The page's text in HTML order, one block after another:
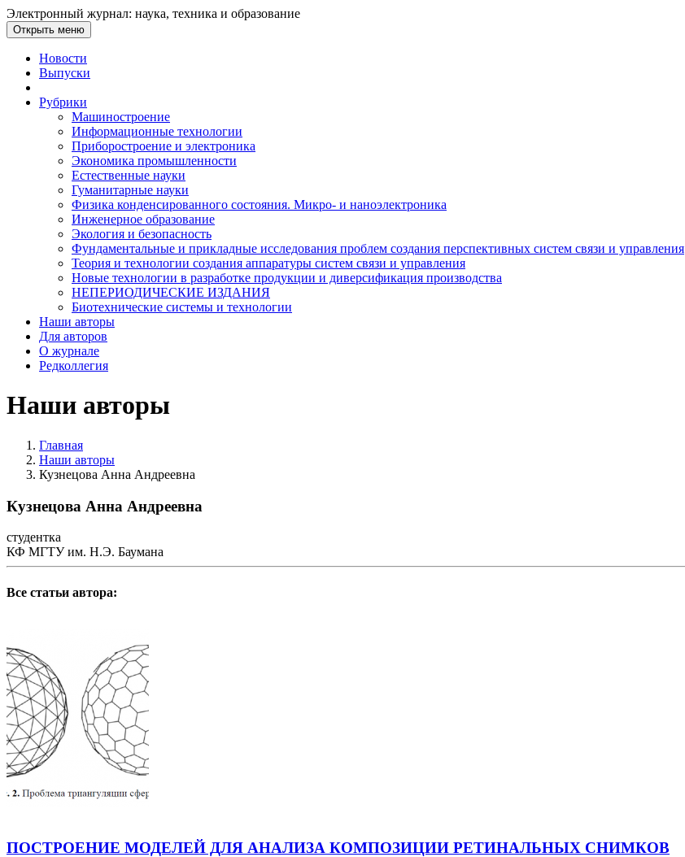
Электронный журнал: наука, техника и образование
Открыть меню
Новости
Выпуски
Рубрики
Машиностроение
Информационные технологии
Приборостроение и электроника
Экономика промышленности
Естественные науки
Гуманитарные науки
Физика конденсированного состояния. Микро- и наноэлектроника
Инженерное образование
Экология и безопасность
Фундаментальные и прикладные исследования проблем создания перспективных систем связи и управления
Теория и технологии создания аппаратуры систем связи и управления
Новые технологии в разработке продукции и диверсификация производства
НЕПЕРИОДИЧЕСКИЕ ИЗДАНИЯ
Биотехнические системы и технологии
Наши авторы
Для авторов
О журнале
Редколлегия
Наши авторы
Главная
Наши авторы
Кузнецова Анна Андреевна
Кузнецова Анна Андреевна
студентка
КФ МГТУ им. Н.Э. Баумана
Все статьи автора:
ПОСТРОЕНИЕ МОДЕЛЕЙ ДЛЯ АНАЛИЗА КОМПОЗИЦИИ РЕТИНАЛЬНЫХ СНИМКОВ